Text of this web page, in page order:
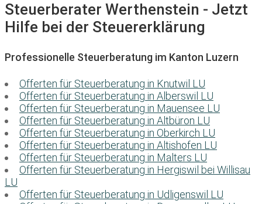
Steuerberater Werthenstein - Jetzt
Hilfe bei der Steuererklärung
Professionelle Steuerberatung im Kanton Luzern
Offerten für Steuerberatung in Knutwil LU
Offerten für Steuerberatung in Alberswil LU
Offerten für Steuerberatung in Mauensee LU
Offerten für Steuerberatung in Altbüron LU
Offerten für Steuerberatung in Oberkirch LU
Offerten für Steuerberatung in Altishofen LU
Offerten für Steuerberatung in Malters LU
Offerten für Steuerberatung in Hergiswil bei Willisau
LU
Offerten für Steuerberatung in Udligenswil LU